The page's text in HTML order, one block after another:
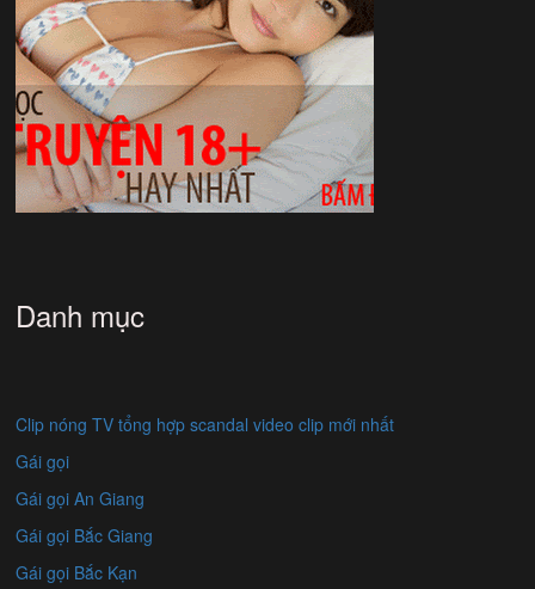
Danh mục
Clip nóng TV tổng hợp scandal video clip mới nhất
Gái gọi
Gái gọi An Giang
Gái gọi Bắc Giang
Gái gọi Bắc Kạn